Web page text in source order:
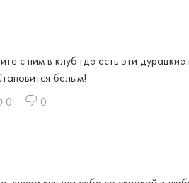
с ним в клуб где есть эти
белым!
0 0